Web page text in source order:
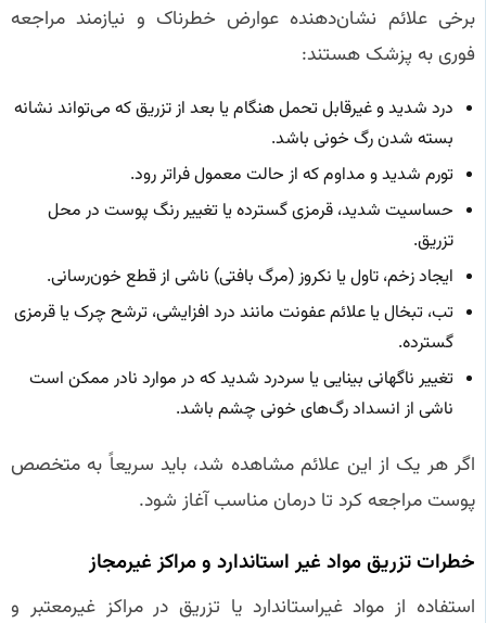
برخی علائم نشان‌دهنده عوارض خطرناک و نیازمند مراجعه
فوری به پزشک هستند:
درد شدید و غیرقابل تحمل هنگام یا بعد از تزریق که می‌تواند نشانه
بسته شدن رگ خونی باشد.
تورم شدید و مداوم که از حالت معمول فراتر رود.
حساسیت شدید، قرمزی گسترده یا تغییر رنگ پوست در محل
تزریق.
ایجاد زخم، تاول یا نکروز (مرگ بافتی) ناشی از قطع خون‌رسانی.
تب، تبخال یا علائم عفونت مانند درد افزایشی، ترشح چرک یا قرمزی
گسترده.
تغییر ناگهانی بینایی یا سردرد شدید که در موارد نادر ممکن است
ناشی از انسداد رگ‌های خونی چشم باشد.
اگر هر یک از این علائم مشاهده شد، باید سریعاً به متخصص
پوست مراجعه کرد تا درمان مناسب آغاز شود.
خطرات تزریق مواد غیر استاندارد و مراکز غیرمجاز
استفاده از مواد غیراستاندارد یا تزریق در مراکز غیرمعتبر و